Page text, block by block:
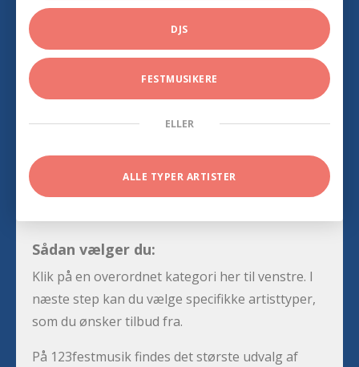
DJS
FESTMUSIKERE
ELLER
ALLE TYPER ARTISTER
Sådan vælger du:
Klik på en overordnet kategori her til venstre. I
næste step kan du vælge specifikke artisttyper,
som du ønsker tilbud fra.
På 123festmusik findes det største udvalg af